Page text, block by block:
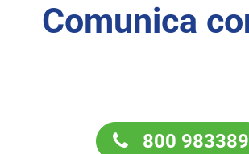
Comunica
800 983389